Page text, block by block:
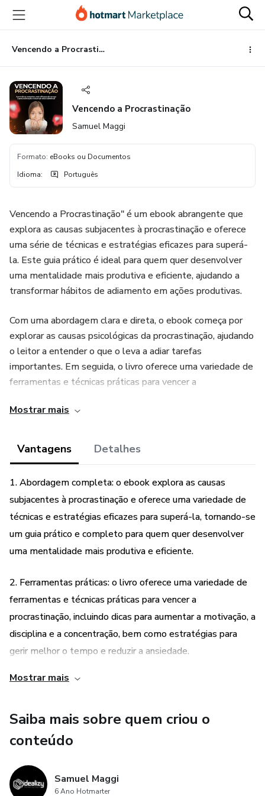
para
conteúdo
principal
para
pagamento
para
rodapé
Vencendo a Procrastinação
Vencendo a Procrastinação
Samuel Maggi
Formato: eBooks ou Documentos
Idioma: Português
Vencendo a Procrastinação" é um ebook abrangente que
explora as causas subjacentes à procrastinação e oferece
uma série de técnicas e estratégias eficazes para superá-
la. Este guia prático é ideal para quem quer desenvolver
uma mentalidade mais produtiva e eficiente, ajudando a
transformar hábitos de adiamento em ações produtivas.
Com uma abordagem clara e direta, o ebook começa por
explorar as causas psicológicas da procrastinação, ajudando
o leitor a entender o que o leva a adiar tarefas
importantes. Em seguida, o livro oferece uma variedade de
ferramentas e técnicas práticas para vencer a
disciplina e a concentração, bem como estratégias para
Ao longo do livro, o autor explora também como as
móveis, podem afetar a produtividade, oferecendo
sugestões para minimizar essas distrações e aproveitar
melhor o tempo disponível. Por fim, o ebook conclui com
uma série de exercícios e planilhas práticas para ajudar o
leitor a implementar as técnicas aprendidas e manter-se
Escrito de forma clara e concisa, "Vencendo a
Procrastinação" é um recurso valioso para qualquer pessoa
que queira melhorar sua produtividade, seja em casa, no
trabalho ou nos estudos. Com este ebook, o leitor
aprenderá a superar a procrastinação e a alcançar o sucesso
em todas as áreas da vida.
Mostrar mais
Vantagens Detalhes
1. Abordagem completa: o ebook explora as causas
subjacentes à procrastinação e oferece uma variedade de
técnicas e estratégias eficazes para superá-la, tornando-se
um guia prático e completo para quem quer desenvolver
uma mentalidade mais produtiva e eficiente.
2. Ferramentas práticas: o livro oferece uma variedade de
ferramentas e técnicas práticas para vencer a
procrastinação, incluindo dicas para aumentar a motivação, a
disciplina e a concentração, bem como estratégias para
gerir melhor o tempo e reduzir a ansiedade.
3. Aborda distrações modernas: o autor explora como as
móveis, podem afetar a produtividade, oferecendo
sugestões para minimizar essas distrações e aproveitar
4. Escrito de forma clara e concisa: o ebook é escrito de
Mostrar mais
Saiba mais sobre quem criou o
conteúdo
Samuel Maggi
6 Ano Hotmarter